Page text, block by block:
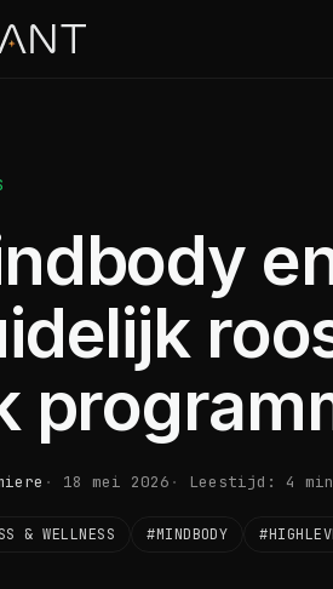
18 mei 2026 Leestijd: 4
& WELLNESS #MINDBODY